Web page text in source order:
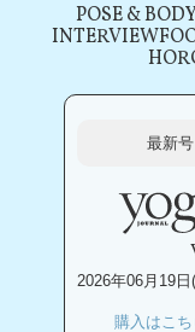
POSE &
INTERVIEW
最新号
2026年06月19日
購入はこち